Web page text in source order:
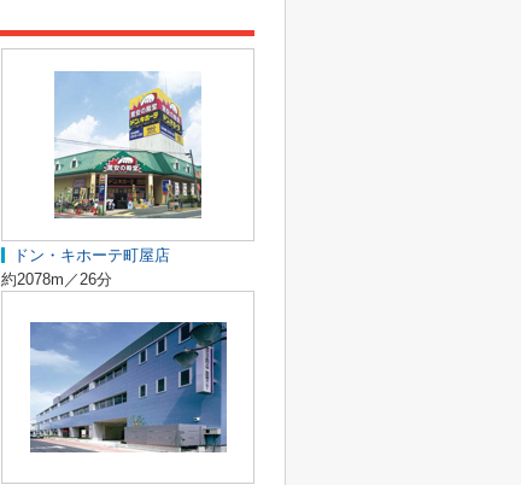
ドン・キホーテ町屋店
約2078m／26分